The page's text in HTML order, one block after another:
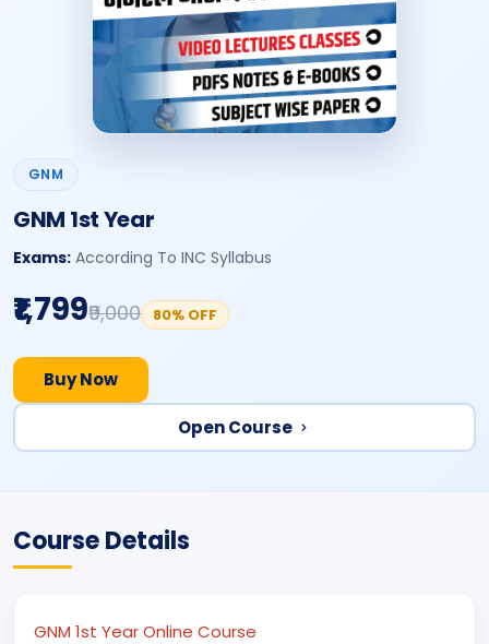
GNM
GNM 1st Year
Exams: According To INC Syllabus
₹1,799₹9,000 80% OFF
Buy Now
Open Course
Course Details
GNM 1st Year Online Course